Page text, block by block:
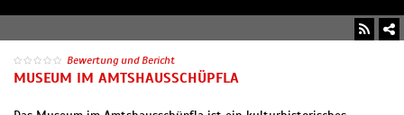
Bewertung und Bericht
MUSEUM IM AMTSHAUSSCHÜPFLA